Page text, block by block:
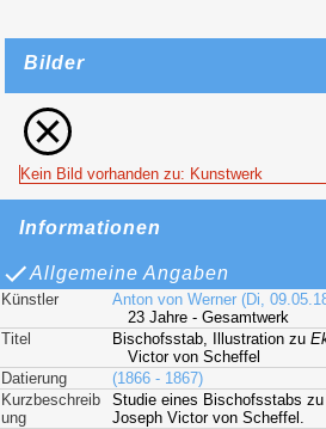
Bilder
Kein Bild vorhanden zu: Kunstwerk
Informationen
Allgemeine Angaben
Künstler Anton von Werner (Di,
23 Jahre - Gesamtwerk
Titel
Bischofsstab, Illustration zu
Victor von Scheffel
Datierung
(1866 - 1867)
Kurzbeschreib
ung
Studie eines Bischofsstabs
Joseph Victor von Scheffel.